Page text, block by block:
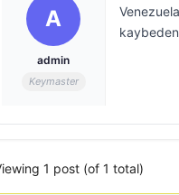
A
admin
Keymaster
1 post (of 1 total)